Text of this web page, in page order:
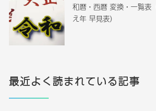
和暦・西暦 変換・一覧表
え年 早見表）
最近よく読まれている記事